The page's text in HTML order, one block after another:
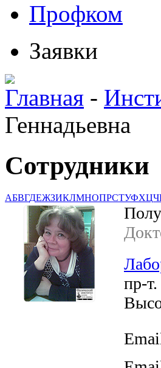
Профком
Заявки
Главная -
Геннадьевна
Сотрудники
АБВГДЕЖЗИКЛМНОПРСТУФХЦЧ
пр-